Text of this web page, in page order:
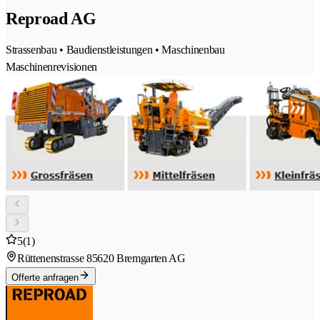
Reproad AG
Strassenbau • Baudienstleistungen • Maschinenbau
Maschinenrevisionen
5(1)
Rüttenenstrasse 85620 Bremgarten AG
Offerte anfragen